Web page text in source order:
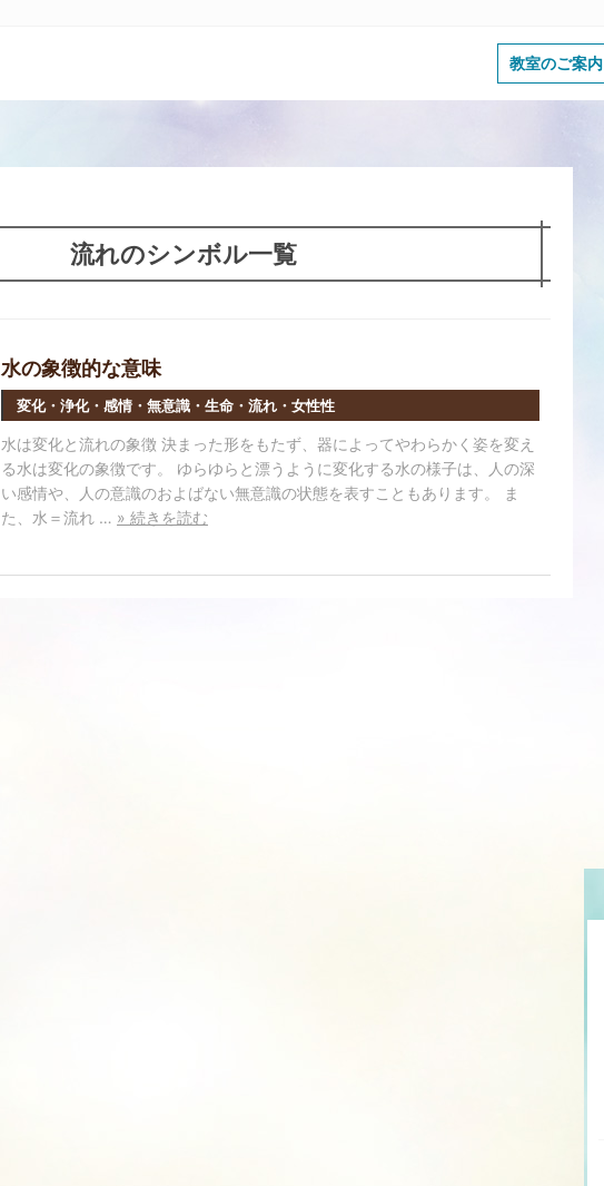
教室のご案内
流れのシンボル一覧
水の象徴的な意味
変化・浄化・感情・無意識・生命・流れ・女性性
水は変化と流れの象徴 決まった形をもたず、器によってやわらかく姿を変え
る水は変化の象徴です。 ゆらゆらと漂うように変化する水の様子は、人の深
い感情や、人の意識のおよばない無意識の状態を表すこともあります。 ま
た、水＝流れ … » 続きを読む